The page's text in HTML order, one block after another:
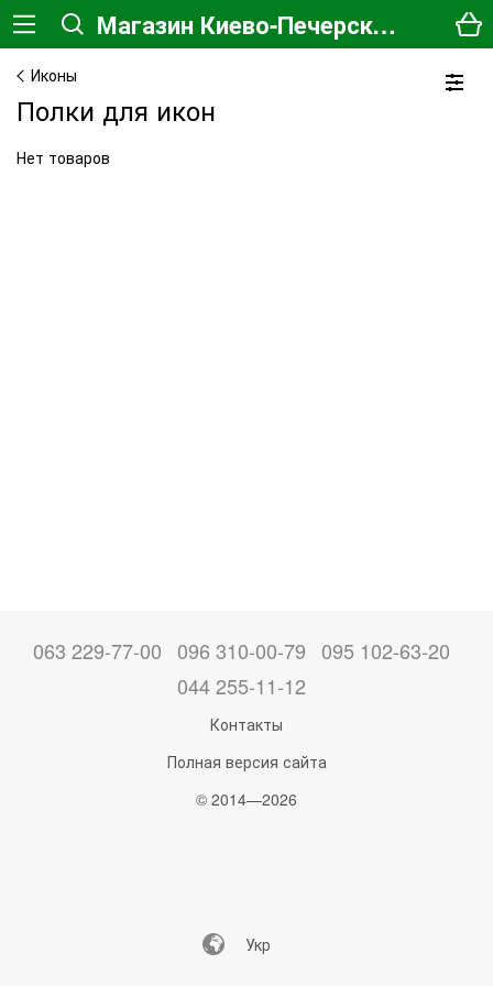
Магазин Киево-Печерской Лавры
Иконы
Полки для икон
Нет товаров
063 229-77-00 096 310-00-79 095 102-63-20
044 255-11-12
Контакты
Полная версия сайта
© 2014—2026
Укр